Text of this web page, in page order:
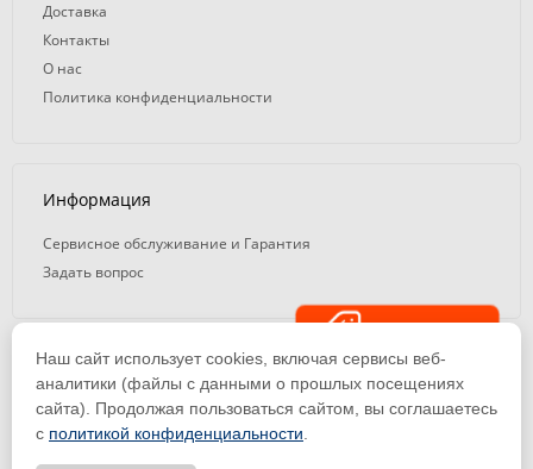
Доставка
Контакты
О нас
Политика конфиденциальности
Информация
Сервисное обслуживание и Гарантия
Задать вопрос
© 2008 — 2026. ООО «ТК Вэлд Плюс»
Email: ideasvarki@wp116.ru
Тел.: 8 800 101-08-75 (с 10:00 до 19:00)
ООО «Торговая Компания Вэлд Плюс» | ИНН 1650288518 | ОГРН
Наш сайт использует cookies, включая сервисы веб-
аналитики (файлы с данными о прошлых посещениях
сайта). Продолжая пользоваться сайтом, вы соглашаетесь
с политикой конфиденциальности